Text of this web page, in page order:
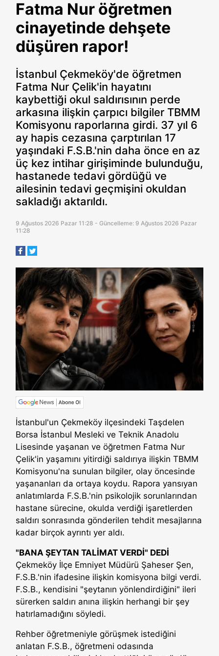
Fatma Nur öğretmen
cinayetinde dehşete
düşüren rapor!
İstanbul Çekmeköy'de öğretmen
Fatma Nur Çelik'in hayatını
kaybettiği okul saldırısının perde
arkasına ilişkin çarpıcı bilgiler TBMM
Komisyonu raporlarına girdi. 37 yıl 6
ay hapis cezasına çarptırılan 17
yaşındaki F.S.B.'nin daha önce en az
üç kez intihar girişiminde bulunduğu,
hastanede tedavi gördüğü ve
ailesinin tedavi geçmişini okuldan
sakladığı aktarıldı.
9 Ağustos 2026 Pazar 11:28 - Güncelleme: 9 Ağustos 2026 Pazar
11:28
İstanbul'un Çekmeköy ilçesindeki Taşdelen
Borsa İstanbul Mesleki ve Teknik Anadolu
Lisesinde yaşanan ve öğretmen Fatma Nur
Çelik'in yaşamını yitirdiği saldırıya ilişkin TBMM
Komisyonu'na sunulan bilgiler, olay öncesinde
yaşananları da ortaya koydu. Rapora yansıyan
anlatımlarda F.S.B.'nin psikolojik sorunlarından
hastane sürecine, okulda verdiği işaretlerden
saldırı sonrasında gönderilen tehdit mesajlarına
kadar birçok ayrıntı yer aldı.
"BANA ŞEYTAN TALİMAT VERDİ" DEDİ
Çekmeköy İlçe Emniyet Müdürü Şaheser Şen,
F.S.B.'nin ifadesine ilişkin komisyona bilgi verdi.
F.S.B., kendisini "şeytanın yönlendirdiğini" ileri
sürerken saldırı anına ilişkin herhangi bir şey
hatırlamadığını söyledi.
Rehber öğretmeniyle görüşmek istediğini
anlatan F.S.B., öğretmeni odasında